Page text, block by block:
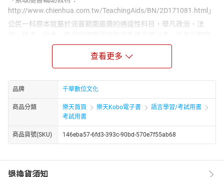
http://www.chienhua.com.tw/TeachingAids/BN/2D171081.html」
公民一科原本就屬於涵蓋範圍最廣的通識性科目，舉凡政治、法
題逐漸提昇，命題已不侷限於課本，漸有結合時事新聞的傾向，特
別是與法律相關的政治或社會事件。試題多以基礎題目，加以法規
修正題、圖表題或時事題組成，記憶背誦題型仍屬大宗。
本書的特色如下：
◎學習地圖、重點精論，照亮你的學習之路
各章附有學習地圖可讓你按圖索驥，一望即知本章架構；重點精論
則是將必考重點精華濃縮整理，打通你的學習思路，你可以輕鬆架
構起易讀好記，建立清晰的觀念，進而掌握考試命題方向，而達事
半功倍之效。
除了前面的學習地圖、重點精論的課文內容外，我們將一些時事或
補充資料以小視窗的方式列出，讓你除了課文的吸收，對於延伸的
查看更多
品牌 千華數位文化
商品分類 樂天首頁 樂天Kobo電子書
語言學習/考試用書
考試用書
商品貨號(SKU) 146eba57-6fd3-393c-90bd-570e7f55ab68
退換貨須知